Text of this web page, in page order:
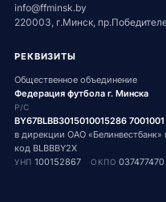
info@ffminsk.by
220003, г.Минск,
РЕКВИЗИТЫ
Общественное объединение
Федерация футбола г. Минска
Р/С
BY67BLBB3015010015286 7001001
в дирекции ОАО
код BLBBBY2X
УНП 100152867ОКПО 037477470